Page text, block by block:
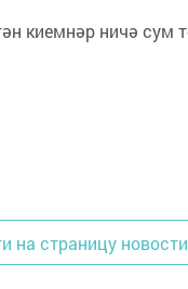
на страницу новости